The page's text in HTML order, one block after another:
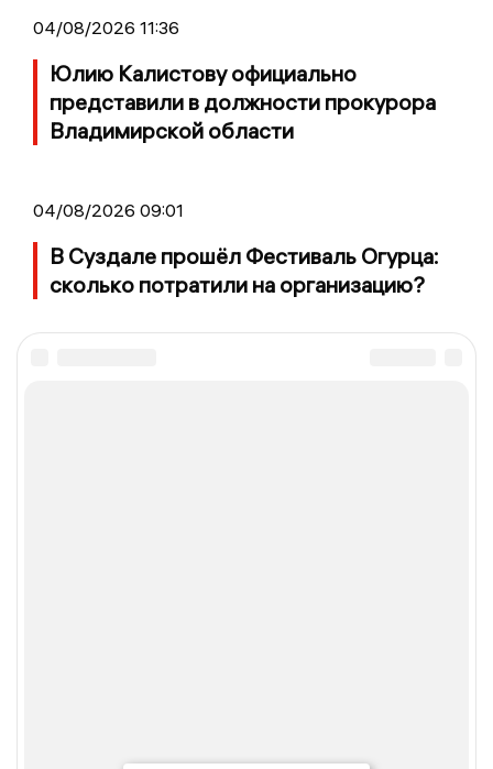
04/08/2026 11:36
Юлию Калистову официально
представили в должности прокурора
Владимирской области
04/08/2026 09:01
В Суздале прошёл Фестиваль Огурца:
сколько потратили на организацию?